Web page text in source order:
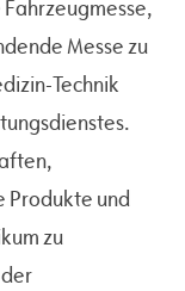
Fahrzeugmesse,
Messe zu
Technik
Produkte und
zu